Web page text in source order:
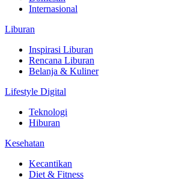
Internasional
Liburan
Inspirasi Liburan
Rencana Liburan
Belanja & Kuliner
Lifestyle Digital
Teknologi
Hiburan
Kesehatan
Kecantikan
Diet & Fitness